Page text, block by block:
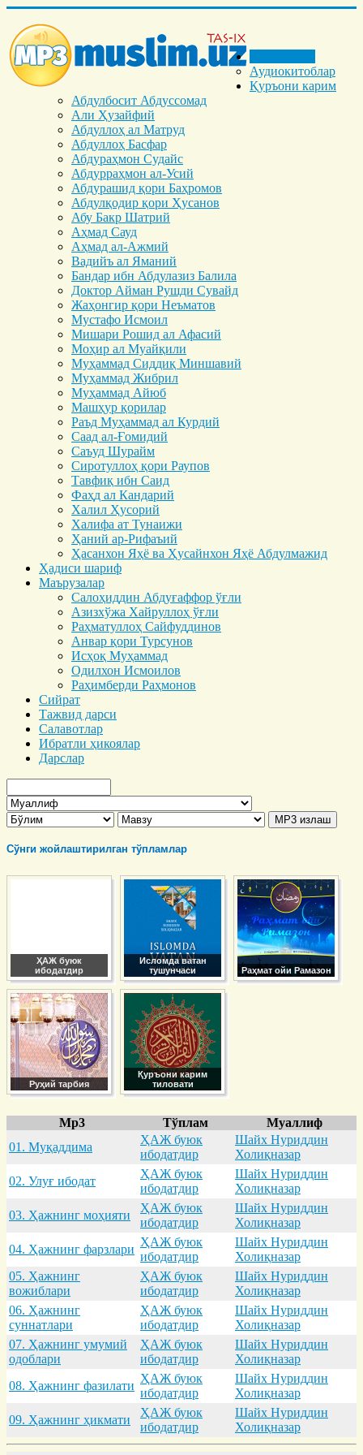
Аудиокитоблар
Қуръони карим
Абдулбосит Абдуссомад
Али Ҳузайфий
Абдуллоҳ ал Матруд
Абдуллоҳ Басфар
Абдураҳмон Судайс
Абдурраҳмон ал-Усий
Абдурашид қори Баҳромов
Абдулқодир қори Ҳусанов
Абу Бакр Шатрий
Аҳмад Сауд
Аҳмад ал-Ажмий
Вадийъ ал Яманий
Бандар ибн Абдулазиз Балила
Доктор Айман Рушди Сувайд
Жаҳонгир қори Неъматов
Мустафо Исмоил
Мишари Рошид ал Афасий
Моҳир ал Муайқили
Муҳаммад Cиддиқ Миншавий
Муҳаммад Жибрил
Муҳаммад Айюб
Машҳур қорилар
Раъд Муҳаммад ал Курдий
Саад ал-Ғомидий
Саъуд Шурайм
Сиротуллоҳ қори Раупов
Тавфиқ ибн Саид
Фаҳд ал Кандарий
Халил Ҳусорий
Халифа ат Тунаижи
Ҳаний ар-Рифаъий
Ҳасанхон Яҳё ва Ҳусайнхон Яҳё Абдулмажид
Ҳадиси шариф
Маърузалар
Салоҳиддин Абдуғаффор ўғли
Азизхўжа Хайруллоҳ ўғли
Раҳматуллоҳ Сайфуддинов
Анвар қори Турсунов
Исҳоқ Муҳаммад
Одилхон Исмоилов
Раҳимберди Раҳмонов
Сийрат
Тажвид дарси
Салавотлар
Ибратли ҳикоялар
Дарслар
Сўнги жойлаштирилган тўпламлар
ҲАЖ буюк
ибодатдир
Исломда ватан
тушунчаси
Раҳмат ойи Рамазон
Руҳий тарбия
Қуръони карим
тиловати
Mp3 Тўплам
Муаллиф
01. Муқaддимa
ҲАЖ буюк
ибодатдир
Шайх Нуриддин
Холиқназар
02. Улуғ ибодaт
ҲАЖ буюк
ибодатдир
Шайх Нуриддин
Холиқназар
03. Ҳaжнинг моҳияти
ҲАЖ буюк
ибодатдир
Шайх Нуриддин
Холиқназар
04. Ҳaжнинг фaрзлaри
ҲАЖ буюк
ибодатдир
Шайх Нуриддин
Холиқназар
05. Ҳaжнинг
вожиблaри
ҲАЖ буюк
ибодатдир
Шайх Нуриддин
Холиқназар
06. Ҳaжнинг
суннaтлaри
ҲАЖ буюк
ибодатдир
Шайх Нуриддин
Холиқназар
07. Ҳaжнинг умумий
одоблaри
ҲАЖ буюк
ибодатдир
Шайх Нуриддин
Холиқназар
08. Ҳaжнинг фaзилaти
ҲАЖ буюк
ибодатдир
Шайх Нуриддин
Холиқназар
09. Ҳaжнинг ҳикмaти
ҲАЖ буюк
ибодатдир
Шайх Нуриддин
Холиқназар